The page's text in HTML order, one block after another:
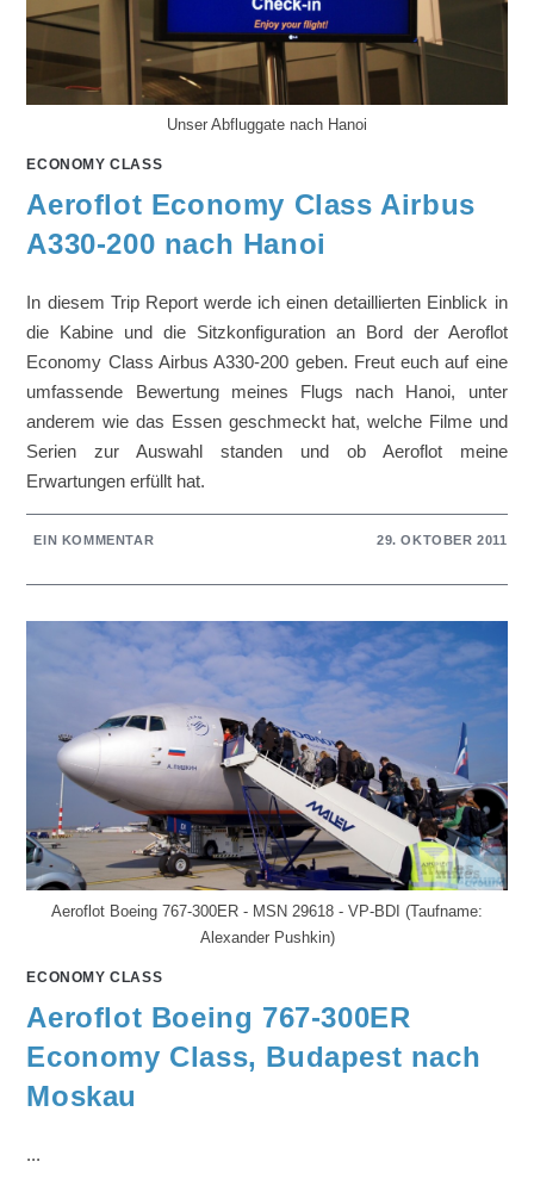
Unser Abfluggate nach Hanoi
ECONOMY CLASS
Aeroflot Economy Class Airbus
A330-200 nach Hanoi
In diesem Trip Report werde ich einen detaillierten Einblick in
die Kabine und die Sitzkonfiguration an Bord der Aeroflot
Economy Class Airbus A330-200 geben. Freut euch auf eine
umfassende Bewertung meines Flugs nach Hanoi, unter
anderem wie das Essen geschmeckt hat, welche Filme und
Serien zur Auswahl standen und ob Aeroflot meine
Erwartungen erfüllt hat.
EIN KOMMENTAR 29. OKTOBER 2011
Aeroflot Boeing 767-300ER - MSN 29618 - VP-BDI (Taufname:
Alexander Pushkin)
ECONOMY CLASS
Aeroflot Boeing 767-300ER
Economy Class, Budapest nach
Moskau
...